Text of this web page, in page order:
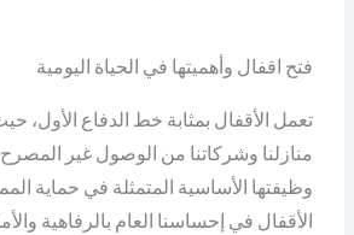
فتح اقفال وأهميتها في الحياة اليومية
تعمل الأقفال بمثابة خط الدفاع الأول،
منازلنا وشركاتنا من الوصول غير المصرح
وظيفتها الأساسية المتمثلة في حماية
الأقفال في إحساسنا العام بالرفاهية